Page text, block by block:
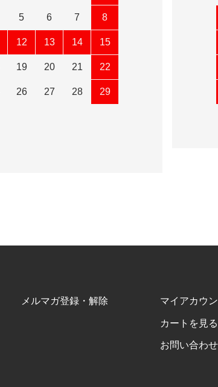
5 6 7 8
12 13 14 15
19 20 21 22
26 27 28 29
メルマガ登録・解除 マイアカウ
カートを見る
お問い合わせ